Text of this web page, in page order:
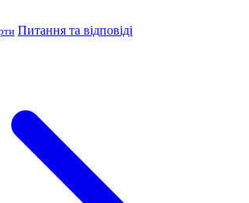
Питання та відповіді